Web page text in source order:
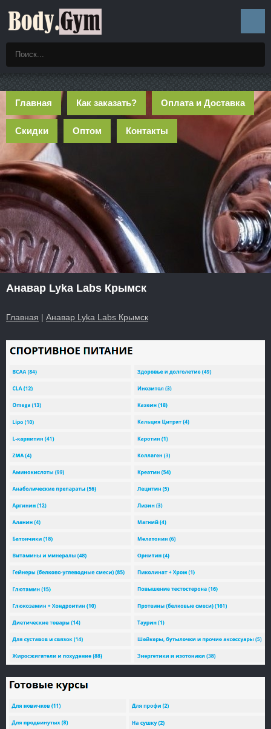
Главная Как заказать? Оплата и Доставка
Скидки Оптом Контакты
Анавар Lyka Labs Крымск
Главная | Анавар Lyka Labs Крымск